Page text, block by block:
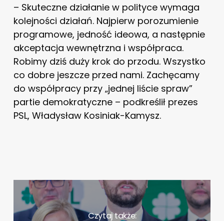
– Skuteczne działanie w polityce wymaga
kolejności działań. Najpierw porozumienie
programowe, jedność ideowa, a następnie
akceptacja wewnętrzna i współpraca.
Robimy dziś duży krok do przodu. Wszystko
co dobre jeszcze przed nami. Zachęcamy
do współpracy przy „jednej liście spraw”
partie demokratyczne – podkreślił prezes
PSL, Władysław Kosiniak-Kamysz.
Czytaj także: